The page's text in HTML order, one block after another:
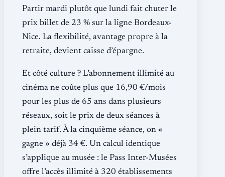
Partir mardi plutôt que lundi fait chuter le
prix billet de 23 % sur la ligne Bordeaux-
Nice. La flexibilité, avantage propre à la
retraite, devient caisse d’épargne.
Et côté culture ? L’abonnement illimité au
cinéma ne coûte plus que 16,90 €/mois
pour les plus de 65 ans dans plusieurs
réseaux, soit le prix de deux séances à
plein tarif. À la cinquième séance, on «
gagne » déjà 34 €. Un calcul identique
s’applique au musée : le Pass Inter-Musées
offre l’accès illimité à 320 établissements